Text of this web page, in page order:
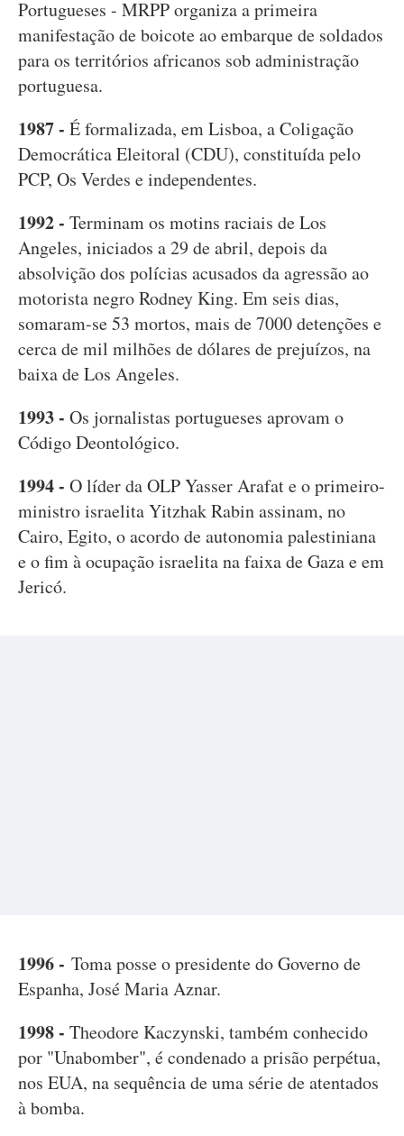
Portugueses - MRPP organiza a primeira
manifestação de boicote ao embarque de soldados
para os territórios africanos sob administração
portuguesa.
1987 - É formalizada, em Lisboa, a Coligação
Democrática Eleitoral (CDU), constituída pelo
PCP, Os Verdes e independentes.
1992 - Terminam os motins raciais de Los
Angeles, iniciados a 29 de abril, depois da
absolvição dos polícias acusados da agressão ao
motorista negro Rodney King. Em seis dias,
somaram-se 53 mortos, mais de 7000 detenções e
cerca de mil milhões de dólares de prejuízos, na
baixa de Los Angeles.
1993 - Os jornalistas portugueses aprovam o
Código Deontológico.
1994 - O líder da OLP Yasser Arafat e o primeiro-
ministro israelita Yitzhak Rabin assinam, no
Cairo, Egito, o acordo de autonomia palestiniana
e o fim à ocupação israelita na faixa de Gaza e em
Jericó.
1996 - Toma posse o presidente do Governo de
Espanha, José Maria Aznar.
1998 - Theodore Kaczynski, também conhecido
por "Unabomber", é condenado a prisão perpétua,
nos EUA, na sequência de uma série de atentados
à bomba.